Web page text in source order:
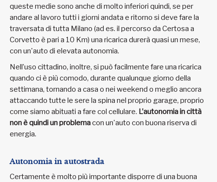
queste medie sono anche di molto inferiori quindi, se per
andare al lavoro tutti i giorni andata e ritorno si deve fare la
traversata di tutta Milano (ad es. il percorso da Certosa a
Corvetto è pari a 10 Km) una ricarica durerà quasi un mese,
con un'auto di elevata autonomia.
Nell’uso cittadino, inoltre, si può facilmente fare una ricarica
quando ci è più comodo, durante qualunque giorno della
settimana, tornando a casa o nei weekend o meglio ancora
attaccando tutte le sere la spina nel proprio garage, proprio
come siamo abituati a fare col cellulare. L’autonomia in città
non è quindi un problemacon un'auto con buona riserva di
energia.
Autonomia in autostrada
Certamente è molto più importante disporre di una buona